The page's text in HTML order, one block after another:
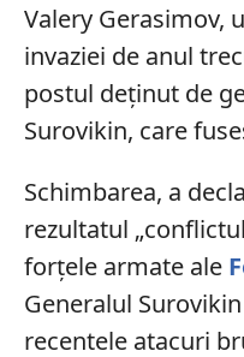
Valery Gerasimov,
invaziei de anul
postul deținut de
Surovikin, care
Schimbarea, a
rezultatul
forțele armate ale
Generalul
recentele atacuri